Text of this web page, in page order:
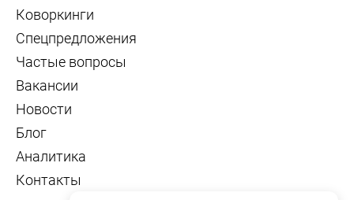
Коворкинги
Спецпредложения
Частые вопросы
Вакансии
Новости
Блог
Аналитика
Контакты